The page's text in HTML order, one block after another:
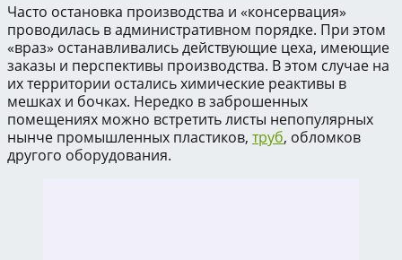
Часто остановка производства и «консервация»
проводилась в административном порядке. При этом
«враз» останавливались действующие цеха, имеющие
заказы и перспективы производства. В этом случае на
их территории остались химические реактивы в
мешках и бочках. Нередко в заброшенных
помещениях можно встретить листы непопулярных
нынче промышленных пластиков, труб, обломков
другого оборудования.